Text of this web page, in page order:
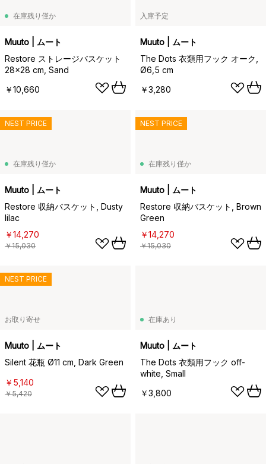
在庫残り僅か
Muuto | ムート
Restore ストレージバスケット
28x28 cm, Sand
￥10,660
入庫予定
Muuto | ムート
The Dots 衣類用フック オーク,
Ø6,5 cm
￥3,280
在庫残り僅か
Muuto | ムート
Restore 収納バスケット, Dusty
lilac
￥14,270
￥15,030
NEST PRICE
在庫残り僅か
Muuto | ムート
Restore 収納バスケット, Brown
Green
￥14,270
￥15,030
NEST PRICE
お取り寄せ
Muuto | ムート
Silent 花瓶 Ø11 cm, Dark Green
￥5,140
￥5,420
NEST PRICE
在庫あり
Muuto | ムート
The Dots 衣類用フック off-
white, Small
￥3,800